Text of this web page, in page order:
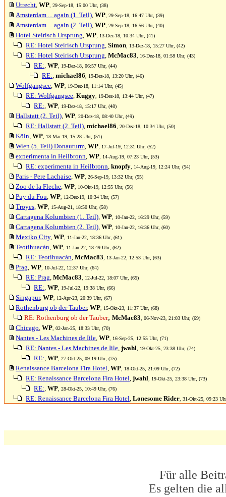
Utrecht, WP , 29-Sep-18, 15:00 Uhr, (38)
Amsterdam ... again (1. Teil), WP , 29-Sep-18, 16:47 Uhr, (39)
Amsterdam ... again (2. Teil), WP , 29-Sep-18, 16:56 Uhr, (40)
Hotel Steirisch Ursprung, WP , 13-Dez-18, 10:34 Uhr, (41)
RE: Hotel Steirisch Ursprung, Simon , 13-Dez-18, 15:27 Uhr, (42)
RE: Hotel Steirisch Ursprung, McMac83 , 16-Dez-18, 01:58 Uhr, (43)
RE:, WP , 19-Dez-18, 06:57 Uhr, (44)
RE:, michael86 , 19-Dez-18, 13:20 Uhr, (46)
Wolfgangsee, WP , 19-Dez-18, 11:14 Uhr, (45)
RE: Wolfgangsee, Kuggy , 19-Dez-18, 13:44 Uhr, (47)
RE:, WP , 19-Dez-18, 15:17 Uhr, (48)
Hallstatt (2. Teil), WP , 20-Dez-18, 08:40 Uhr, (49)
RE: Hallstatt (2. Teil), michael86 , 20-Dez-18, 10:34 Uhr, (50)
Köln, WP , 18-Mar-19, 15:28 Uhr, (51)
Wien (5. Teil) Donauturm, WP , 17-Jul-19, 12:31 Uhr, (52)
experimenta in Heilbronn, WP , 14-Aug-19, 07:23 Uhr, (53)
RE: experimenta in Heilbronn, knopfy , 14-Aug-19, 12:24 Uhr, (54)
Paris - Pere Lachaise, WP , 26-Sep-19, 13:32 Uhr, (55)
Zoo de la Fleche, WP , 10-Okt-19, 12:55 Uhr, (56)
Puy du Fou, WP , 12-Dez-19, 10:34 Uhr, (57)
Troyes, WP , 15-Aug-21, 18:50 Uhr, (58)
Cartagena Kolumbien (1. Teil), WP , 10-Jan-22, 16:29 Uhr, (59)
Cartagena Kolumbien (2. Teil), WP , 10-Jan-22, 16:36 Uhr, (60)
Mexiko City, WP , 11-Jan-22, 18:36 Uhr, (61)
Teotihuacán, WP , 11-Jan-22, 18:49 Uhr, (62)
RE: Teotihuacán, McMac83 , 13-Jan-22, 12:53 Uhr, (63)
Prag, WP , 10-Jul-22, 12:37 Uhr, (64)
RE: Prag, McMac83 , 12-Jul-22, 18:07 Uhr, (65)
RE:, WP , 19-Jul-22, 19:38 Uhr, (66)
Singapur, WP , 12-Apr-23, 20:39 Uhr, (67)
Rothenburg ob der Tauber, WP , 15-Okt-23, 11:37 Uhr, (68)
RE: Rothenburg ob der Tauber, McMac83 , 06-Nov-23, 21:03 Uhr, (69)
Chicago, WP , 02-Jan-25, 18:33 Uhr, (70)
Nantes - Les Machines de Iile, WP , 16-Sep-25, 12:55 Uhr, (71)
RE: Nantes - Les Machines de Iile, jwahl , 19-Okt-25, 23:38 Uhr, (74)
RE:, WP , 27-Okt-25, 09:19 Uhr, (75)
Renaissance Barcelona Fira Hotel, WP , 18-Okt-25, 21:09 Uhr, (72)
RE: Renaissance Barcelona Fira Hotel, jwahl , 19-Okt-25, 23:38 Uhr, (73)
RE:, WP , 28-Okt-25, 10:49 Uhr, (76)
RE: Renaissance Barcelona Fira Hotel, Lonesome Rider , 31-Okt-25, 09:23
Für alle
Es gelten die